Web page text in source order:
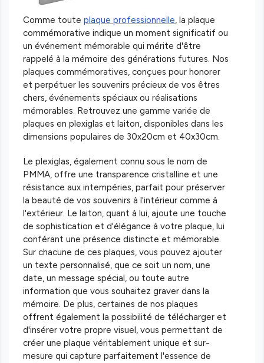
Comme toute plaque professionnelle, la plaque
commémorative indique un moment significatif ou
un événement mémorable qui mérite d'être
rappelé à la mémoire des générations futures. Nos
plaques commémoratives, conçues pour honorer
et perpétuer les souvenirs précieux de vos êtres
chers, événements spéciaux ou réalisations
mémorables. Retrouvez une gamme variée de
plaques en plexiglas et laiton, disponibles dans les
dimensions populaires de 30x20cm et 40x30cm.
Le plexiglas, également connu sous le nom de
PMMA, offre une transparence cristalline et une
résistance aux intempéries, parfait pour préserver
la beauté de vos souvenirs à l'intérieur comme à
l'extérieur. Le laiton, quant à lui, ajoute une touche
de sophistication et d'élégance à votre plaque, lui
conférant une présence distincte et mémorable.
Sur chacune de ces plaques, vous pouvez ajouter
un texte personnalisé, que ce soit un nom, une
date, un message spécial, ou toute autre
information que vous souhaitez graver dans la
mémoire. De plus, certaines de nos plaques
offrent également la possibilité de télécharger et
d'insérer votre propre visuel, vous permettant de
créer une plaque véritablement unique et sur-
mesure qui capture parfaitement l'essence de